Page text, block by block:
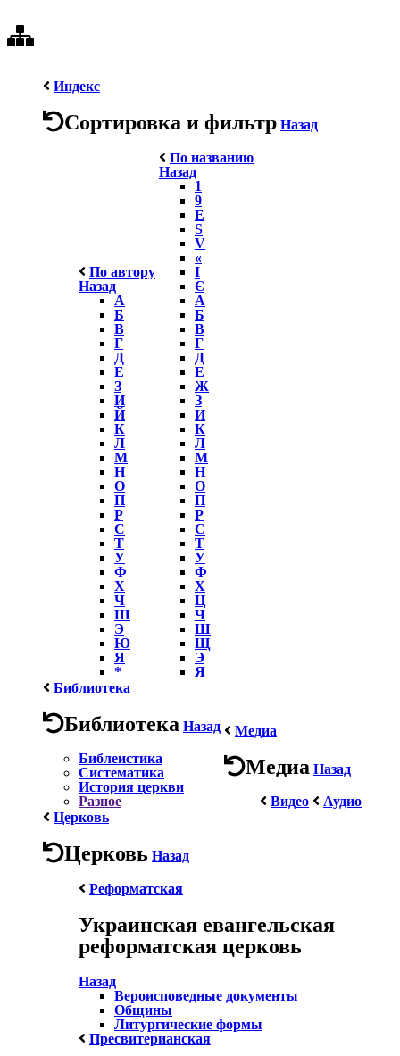
Индекс
Сортировка и фильтр Назад
По автору
Назад
А
Б
В
Г
Д
Е
З
И
Й
К
Л
М
Н
О
П
Р
С
Т
У
Ф
Х
Ч
Ш
Э
Ю
Я
*
По названию
Назад
1
9
E
S
V
«
І
Є
А
Б
В
Г
Д
Е
Ж
З
И
К
Л
М
Н
О
П
Р
С
Т
У
Ф
Х
Ц
Ч
Ш
Щ
Э
Я
Библиотека
Библиотека Назад
Библеистика
Систематика
История церкви
Разное
Медиа
Медиа Назад
Видео
Аудио
Церковь
Церковь Назад
Реформатская
Украинская евангельская
реформатская церковь
Назад
Вероисповедные документы
Общины
Литургические формы
Пресвитерианская